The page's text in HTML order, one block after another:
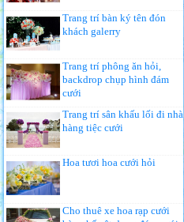
Trang trí bàn ký tên đón
khách galerry
Trang trí phông ăn hỏi,
backdrop chụp hình đám
cưới
Trang trí sân khấu lối đi nhà
hàng tiệc cưới
Hoa tươi hoa cưới hỏi
Cho thuê xe hoa rạp cưới